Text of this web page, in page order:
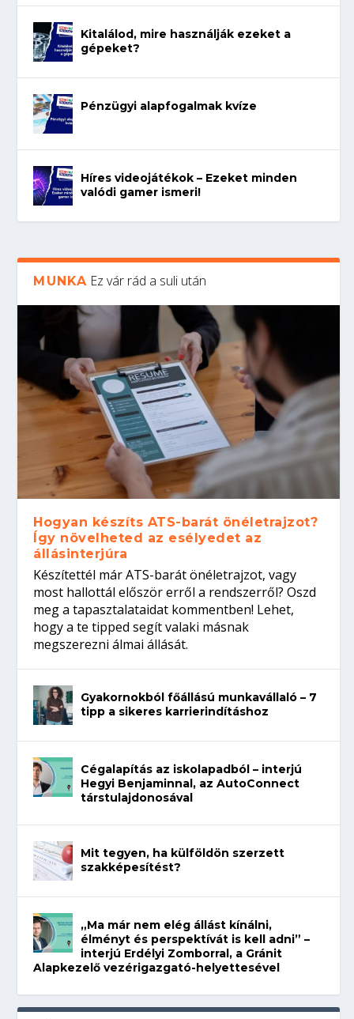
Kitalálod, mire használják ezeket a
gépeket?
Pénzügyi alapfogalmak kvíze
Híres videojátékok – Ezeket minden
valódi gamer ismeri!
MUNKA Ez vár rád a suli után
Hogyan készíts ATS-barát önéletrajzot?
Így növelheted az esélyedet az
állásinterjúra
Készítettél már ATS-barát önéletrajzot, vagy
most hallottál először erről a rendszerről? Oszd
meg a tapasztalataidat kommentben! Lehet,
hogy a te tipped segít valaki másnak
megszerezni álmai állását.
Gyakornokból főállású munkavállaló – 7
tipp a sikeres karrierindításhoz
Cégalapítás az iskolapadból – interjú
Hegyi Benjaminnal, az AutoConnect
társtulajdonosával
Mit tegyen, ha külföldön szerzett
szakképesítést?
„Ma már nem elég állást kínálni,
élményt és perspektívát is kell adni” –
interjú Erdélyi Zomborral, a Gránit
Alapkezelő vezérigazgató-helyettesével